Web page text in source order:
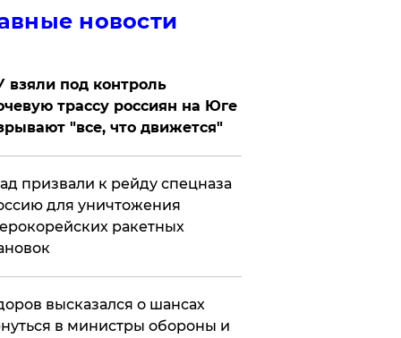
новости
взяли под контроль
трассу россиян на Юге
"все, что движется"
призвали к рейду спецназа
для уничтожения
ракетных
высказался о шансах
в министры обороны и